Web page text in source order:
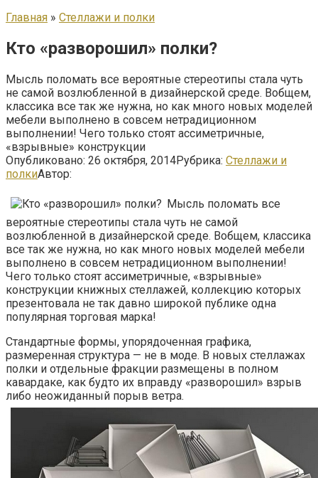
Главная » Стеллажи и полки
Кто «разворошил» полки?
Мысль поломать все вероятные стереотипы стала чуть
не самой возлюбленной в дизайнерской среде. Вобщем,
классика все так же нужна, но как много новых моделей
мебели выполнено в совсем нетрадиционном
выполнении! Чего только стоят ассиметричные,
«взрывные» конструкции
Опубликовано: 26 октября, 2014Рубрика: Стеллажи и
полкиАвтор:
Мысль поломать все
вероятные стереотипы стала чуть не самой
возлюбленной в дизайнерской среде. Вобщем, классика
все так же нужна, но как много новых моделей мебели
выполнено в совсем нетрадиционном выполнении!
Чего только стоят ассиметричные, «взрывные»
конструкции книжных стеллажей, коллекцию которых
презентовала не так давно широкой публике одна
популярная торговая марка!
Стандартные формы, упорядоченная графика,
размеренная структура — не в моде. В новых стеллажах
полки и отдельные фракции размещены в полном
кавардаке, как будто их вправду «разворошил» взрыв
либо неожиданный порыв ветра.